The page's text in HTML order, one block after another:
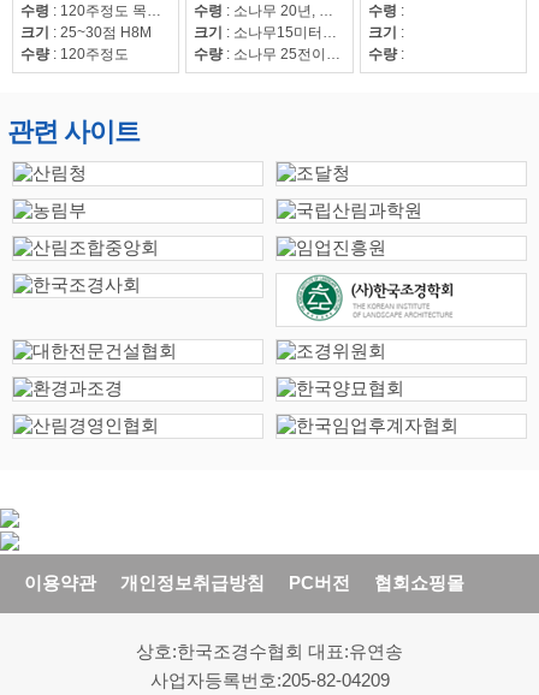
수령 : 120주정도 목대 50만
크기 : 25~30점 H8M
수량 : 120주정도
수령 : 소나무 20년, 오디뽕나무7년
크기 : 소나무15미터이상
수량 : 소나무 25전이상85수, 25전이하220수, 뽕나무 42수
수령 :
크기 :
수량 :
관련 사이트
이용약관 개인정보취급방침 PC버전 협회쇼핑몰
상호:한국조경수협회 대표:유연송
사업자등록번호:205-82-04209